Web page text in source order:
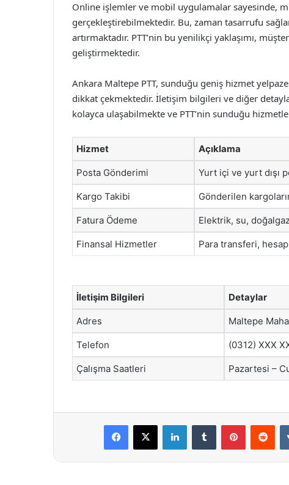
Online işlemler ve mobil uygulamalar sayesinde,
gerçekleştirebilmektedir. Bu, zaman tasarrufu
artırmaktadır. PTT’nin bu yenilikçi yaklaşımı,
geliştirmektedir.
Ankara Maltepe PTT, sunduğu geniş hizmet
dikkat çekmektedir. İletişim bilgileri ve diğer
kolayca ulaşabilmekte ve PTT’nin sunduğu
Hizmet Açıklama
Posta Gönderimi Yurt içi ve yurt dışı
Kargo Takibi Gönderilen
Fatura Ödeme Elektrik, su,
Finansal Hizmetler Para transferi,
İletişim Bilgileri Detaylar
Adres Maltepe
Telefon (0312) XXX
Çalışma Saatleri Pazartesi –
Facebook
X LinkedInTumblr Pinterest